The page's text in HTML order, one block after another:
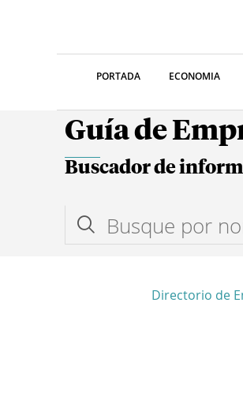
PORTADA ECONOMIA
Guía de
Buscador de
Directorio de